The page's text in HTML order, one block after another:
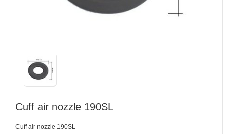
Cuff air nozzle 190SL
Cuff air nozzle 190SL